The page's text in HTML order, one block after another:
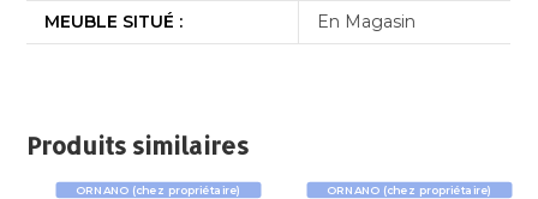
MEUBLE SITUÉ :
En Magasin
Produits similaires
ORNANO (chez propriétaire) ORNANO (chez propriétaire)